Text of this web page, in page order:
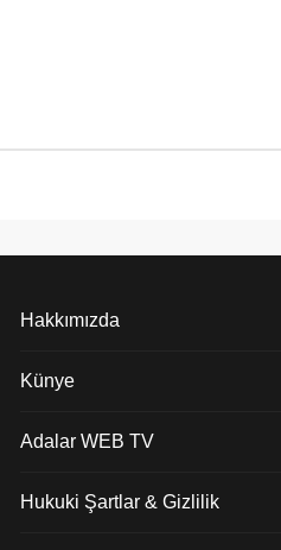
Hakkımızda
Künye
Adalar WEB TV
Hukuki Şartlar & Gizlilik